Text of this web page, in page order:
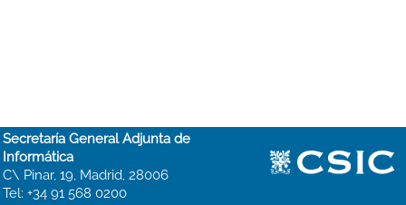
Secretaría General Adjunta de
Informática
C\ Pinar, 19, Madrid, 28006
Tel: +34 91 568 0200